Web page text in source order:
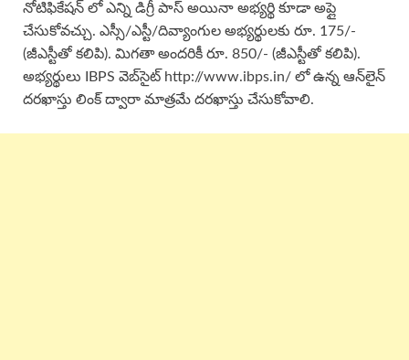
నోటిఫికేషన్ లో ఎన్ని డిగ్రీ పాస్ అయినా అభ్యర్థి కూడా అప్లై
చేసుకోవచ్చు. ఎస్సీ/ఎస్టీ/దివ్యాంగుల అభ్యర్థులకు రూ. 175/-
(జీఎస్టీతో కలిపి). మిగతా అందరికీ రూ. 850/- (జీఎస్టీతో కలిపి).
అభ్యర్థులు IBPS వెబ్‌సైట్ http://www.ibps.in/ లో ఉన్న ఆన్‌లైన్
దరఖాస్తు లింక్ ద్వారా మాత్రమే దరఖాస్తు చేసుకోవాలి.